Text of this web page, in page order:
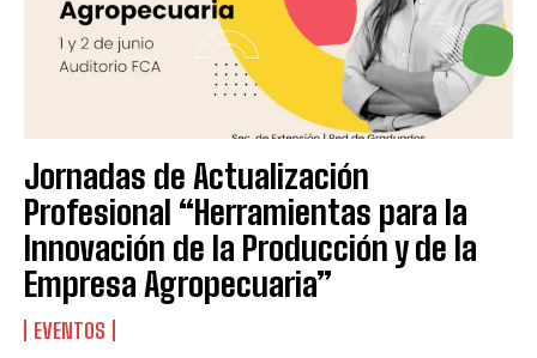
Jornadas de Actualización
Profesional “Herramientas para la
Innovación de la Producción y de la
Empresa Agropecuaria”
EVENTOS